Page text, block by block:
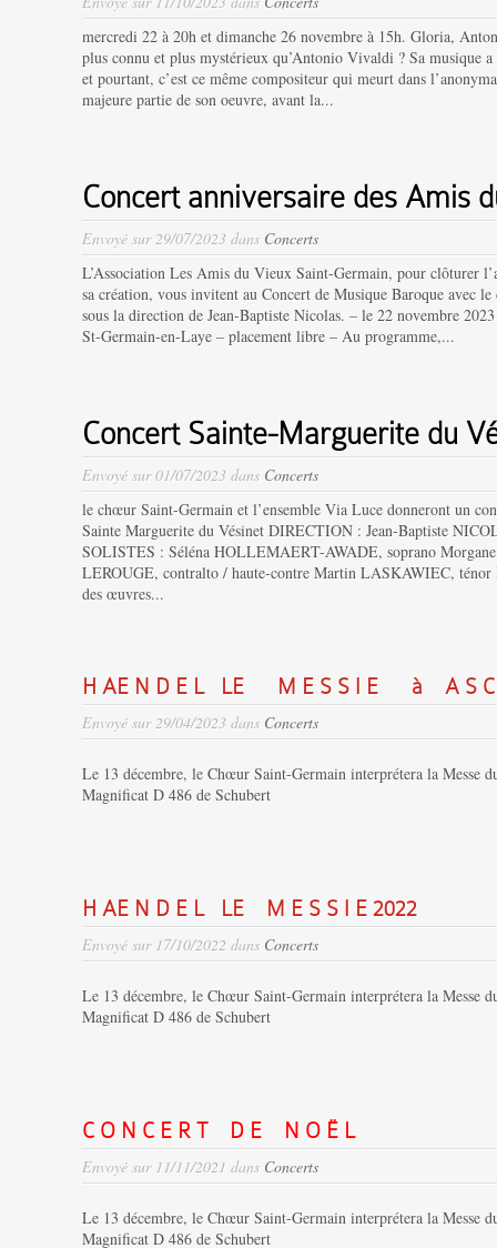
mercredi 22 à 20h et dimanche 26 novembre à 15h. Gloria,
plus connu et plus mystérieux qu’Antonio Vivaldi ? Sa musique
et pourtant, c’est ce même compositeur qui meurt dans
majeure partie de son oeuvre, avant la...
Concert anniversaire des Amis
Envoyé sur 29/07/2023 dans Concerts
L’Association Les Amis du Vieux Saint-Germain, pour clôturer
sa création, vous invitent au Concert de Musique Baroque avec
sous la direction de Jean-Baptiste Nicolas. – le 22 novembre
St-Germain-en-Laye – placement libre – Au programme,...
Concert Sainte-Marguerite du
Envoyé sur 01/07/2023 dans Concerts
le chœur Saint-Germain et l’ensemble Via Luce donneront un
Sainte Marguerite du Vésinet DIRECTION : Jean-Baptiste
SOLISTES : Séléna HOLLEMAERT-AWADE, soprano
LEROUGE, contralto / haute-contre Martin LASKAWIEC,
des œuvres...
H AE N D E L LE M E S S I E à A S C
Envoyé sur 29/04/2023 dans Concerts
Le 13 décembre, le Chœur Saint-Germain interprétera la Messe
Magnificat D 486 de Schubert
H AE N D E L LE M E S S I E 2022
Envoyé sur 17/10/2022 dans Concerts
Le 13 décembre, le Chœur Saint-Germain interprétera la Messe
Magnificat D 486 de Schubert
C O N C E R T D E N O Ë L
Envoyé sur 11/11/2021 dans Concerts
Le 13 décembre, le Chœur Saint-Germain interprétera la Messe
Magnificat D 486 de Schubert